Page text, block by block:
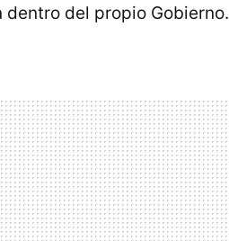
dentro del propio Gobierno.